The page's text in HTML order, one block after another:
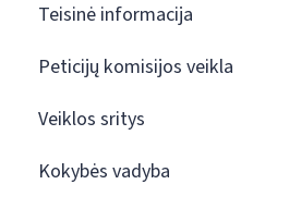
Teisinė informacija
Peticijų komisijos veikla
Veiklos sritys
Kokybės vadyba